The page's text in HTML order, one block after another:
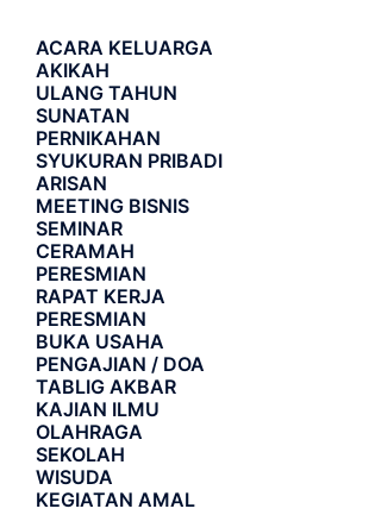
ACARA KELUARGA
AKIKAH
ULANG TAHUN
SUNATAN
PERNIKAHAN
SYUKURAN PRIBADI
ARISAN
MEETING BISNIS
SEMINAR
CERAMAH
PERESMIAN
RAPAT KERJA
PERESMIAN
BUKA USAHA
PENGAJIAN / DOA
TABLIG AKBAR
KAJIAN ILMU
OLAHRAGA
SEKOLAH
WISUDA
KEGIATAN AMAL